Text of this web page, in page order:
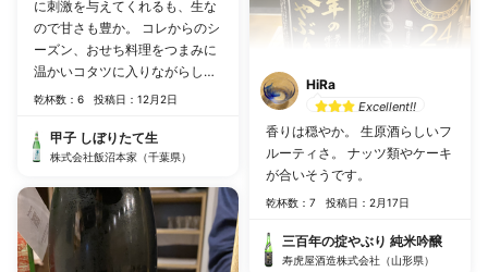
に刺激を与えてくれるも、生な
ので甘さも豊か。 コレからのシ
ーズン、おせち料理をつまみに
温かいコタツに入りながらしっ
かり冷えた甲子ってのはいかが
乾杯数：6 投稿日：12月2日
甲子 しぼりたて生
株式会社飯沼本家（千葉県）
HiRa
Excellent!!
香りは穏やか。 生原酒らしいフ
ルーティさ。 ナッツ類やケーキ
が合いそうです。
乾杯数：7 投稿日：2月17日
三百年の掟やぶり 純米吟醸
寿虎屋酒造株式会社（山形県）